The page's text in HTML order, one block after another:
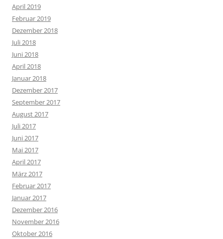
April 2019
Februar 2019
Dezember 2018
Juli 2018
Juni 2018
April 2018
Januar 2018
Dezember 2017
September 2017
August 2017
Juli 2017
Juni 2017
Mai 2017
April 2017
März 2017
Februar 2017
Januar 2017
Dezember 2016
November 2016
Oktober 2016